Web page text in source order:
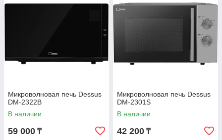
Микроволновая печь Dessus
DM-2322B
В наличии
59 000 ₸
Микроволновая печь Dessus
DM-2301S
В наличии
42 200 ₸